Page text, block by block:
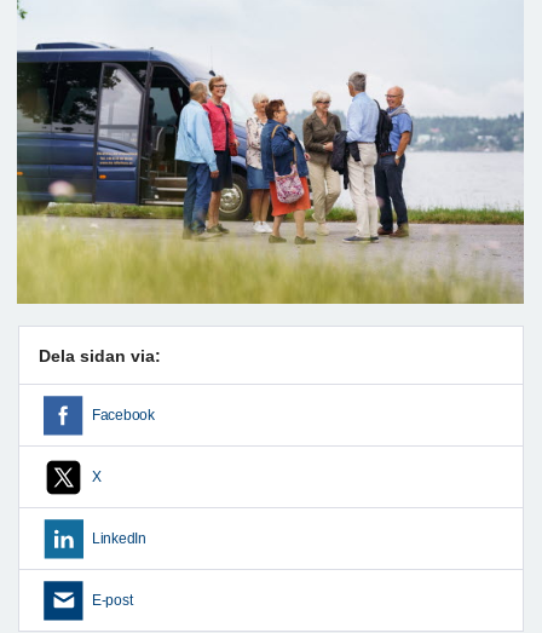
Dela sidan via:
Facebook
X
LinkedIn
E-post